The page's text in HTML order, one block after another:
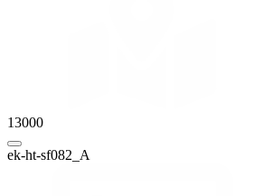
13000
ek-ht-sf082_A